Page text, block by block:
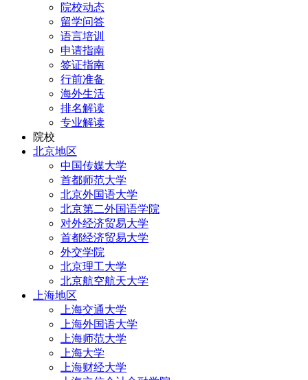
院校动态
留学问答
语言培训
申请指南
签证指南
行前准备
海外生活
排名解读
专业解读
院校
北京地区
中国传媒大学
首都师范大学
北京外国语大学
北京第二外国语学院
对外经济贸易大学
首都经济贸易大学
外交学院
北京理工大学
北京航空航天大学
上海地区
上海交通大学
上海外国语大学
上海师范大学
上海大学
上海财经大学